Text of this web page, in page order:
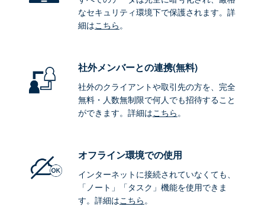
なセキュリティ環境下で保護されます。詳
細はこちら。
社外メンバーとの連携(無料)
社外のクライアントや取引先の方を、完全
無料・人数無制限で何人でも招待すること
ができます。詳細はこちら。
オフライン環境での使用
インターネットに接続されていなくても、
「ノート」「タスク」機能を使用できま
す。詳細はこちら。